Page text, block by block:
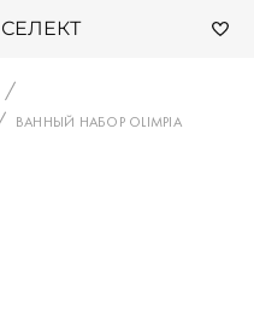
ВАННЫЙ НАБОР OLIMPIA